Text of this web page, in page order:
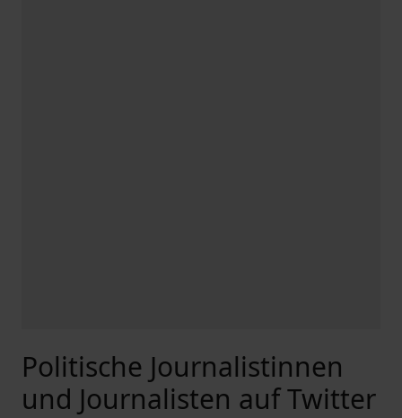
Politische Journalistinnen
und Journalisten auf Twitter